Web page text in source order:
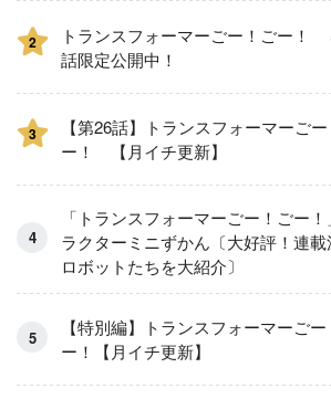
2
トランスフォーマーごー！ごー！
話限定公開中！
3
【第26話】トランスフォーマーご
ー！ 【月イチ更新】
「トランスフォーマーごー！ごー
ラクターミニずかん〔大好評！連
ロボットたちを大紹介〕
【特別編】トランスフォーマーご
ー！【月イチ更新】